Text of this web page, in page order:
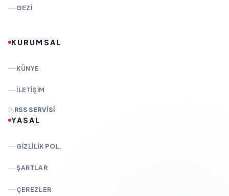
GEZI
KURUMSAL
KÜNYE
İLETIŞIM
RSS SERVISI
YASAL
GIZLILIK POL.
ŞARTLAR
ÇEREZLER